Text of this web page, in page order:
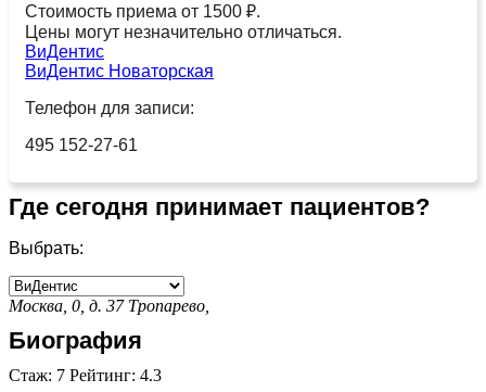
Стоимость приема от 1500 ₽.
Цены могут незначительно отличаться.
ВиДентис
ВиДентис Новаторская
Телефон для записи:
495 152-27-61
Где сегодня принимает пациентов?
Выбрать:
Москва, 0, д. 37 Тропарево,
Биография
Стаж: 7 Рейтинг: 4.3